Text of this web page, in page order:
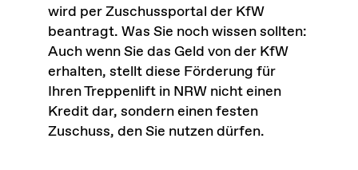
wird per Zuschussportal der KfW
beantragt. Was Sie noch wissen sollten:
Auch wenn Sie das Geld von der KfW
erhalten, stellt diese Förderung für
Ihren Treppenlift in NRW nicht einen
Kredit dar, sondern einen festen
Zuschuss, den Sie nutzen dürfen.